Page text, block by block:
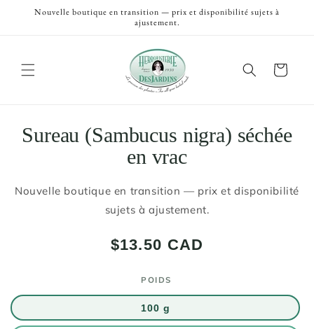
passer
Nouvelle boutique en transition — prix et disponibilité sujets à
ajustement.
Panier
Passer aux
informations
Sureau (Sambucus nigra) séchée
en vrac
Nouvelle boutique en transition — prix et disponibilité
sujets à ajustement.
Prix
$13.50 CAD
POIDS
100 g